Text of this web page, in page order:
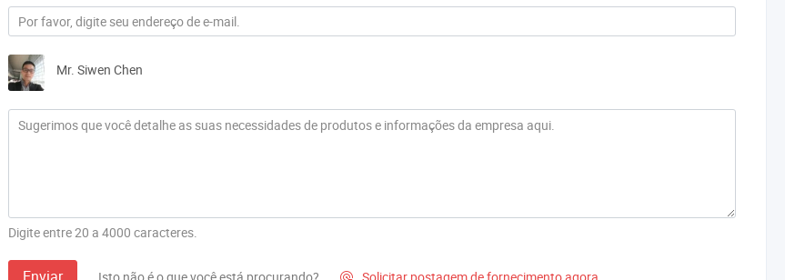
Mr. Siwen Chen
Digite entre 20 a 4000 caracteres.
Isto não é o que você está procurando? Solicitar postagem de fornecimento agora